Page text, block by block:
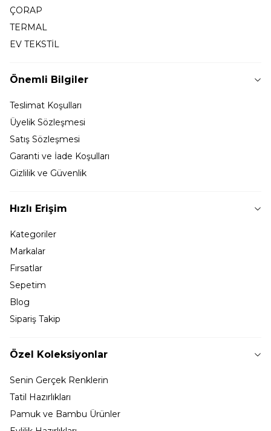
ÇORAP
TERMAL
EV TEKSTİL
Önemli Bilgiler
Teslimat Koşulları
Üyelik Sözleşmesi
Satış Sözleşmesi
Garanti ve İade Koşulları
Gizlilik ve Güvenlik
Hızlı Erişim
Kategoriler
Markalar
Fırsatlar
Sepetim
Blog
Sipariş Takip
Özel Koleksiyonlar
Senin Gerçek Renklerin
Tatil Hazırlıkları
Pamuk ve Bambu Ürünler